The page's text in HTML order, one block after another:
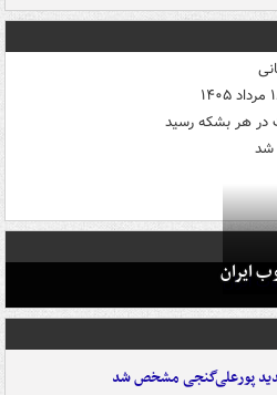
ایران
پورعلی‌گنجی مشخص شد